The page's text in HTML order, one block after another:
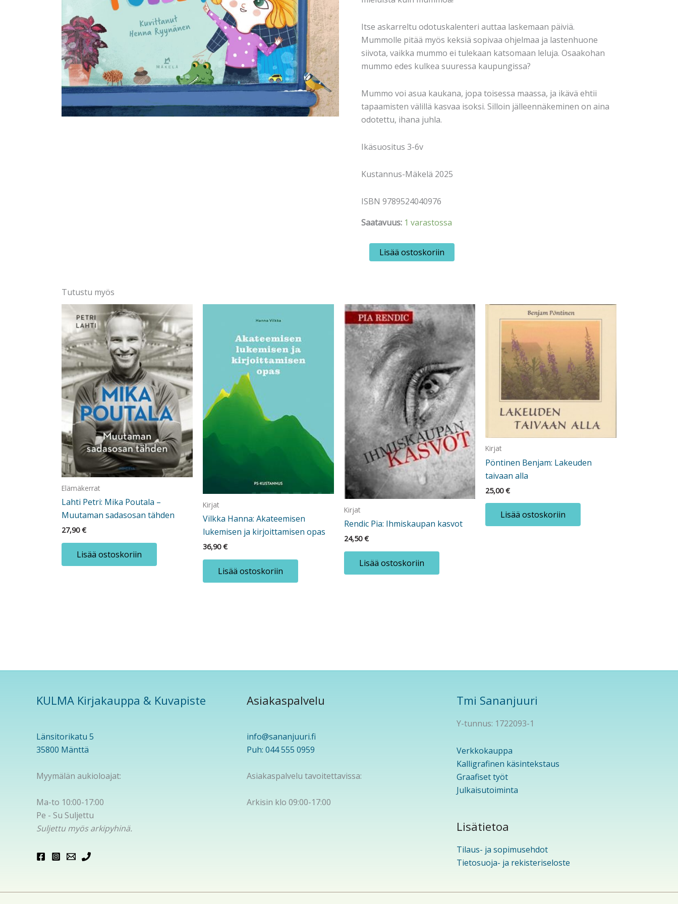
Itse askarreltu odotuskalenteri auttaa laskemaan päiviä.
Mummolle pitää myös keksiä sopivaa ohjelmaa ja lastenhuone
siivota, vaikka mummo ei tulekaan katsomaan leluja. Osaakohan
mummo edes kulkea suuressa kaupungissa?
Mummo voi asua kaukana, jopa toisessa maassa, ja ikävä ehtii
tapaamisten välillä kasvaa isoksi. Silloin jälleennäkeminen on aina
odotettu, ihana juhla.
Ikäsuositus 3-6v
Kustannus-Mäkelä 2025
ISBN 9789524040976
Saatavuus: 1 varastossa
Viherjuuri,
Ryynänen:Lisää ostoskoriin
Tutustu myös
Elämäkerrat
Lahti Petri: Mika Poutala –
Muutaman sadasosan tähden
27,90€
Lisää ostoskoriin
Kirjat
Vilkka Hanna: Akateemisen
lukemisen ja kirjoittamisen opas
36,90€
Lisää ostoskoriin
Kirjat
Rendic Pia: Ihmiskaupan kasvot
24,50€
Lisää ostoskoriin
Kirjat
Pöntinen Benjam: Lakeuden
taivaan alla
25,00€
Lisää ostoskoriin
KULMA Kirjakauppa & Kuvapiste
Länsitorikatu 5
35800 Mänttä
Myymälän aukioloajat:
Ma-to 10:00-17:00
Pe - Su Suljettu
Suljettu myös arkipyhinä.
Asiakaspalvelu
info@sananjuuri.fi
Puh: 044 555 0959
Asiakaspalvelu tavoitettavissa:
Arkisin klo 09:00-17:00
Tmi Sananjuuri
Y-tunnus: 1722093-1
Verkkokauppa
Kalligrafinen käsintekstaus
Graafiset työt
Julkaisutoiminta
Lisätietoa
Tilaus- ja sopimusehdot
Tietosuoja- ja rekisteriseloste